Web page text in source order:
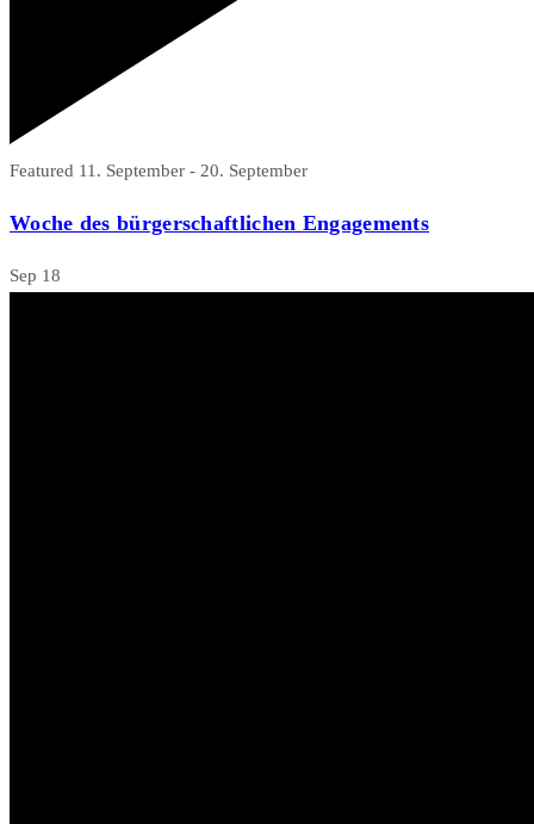
Featured 11. September - 20. September
Woche des bürgerschaftlichen Engagements
Sep 18